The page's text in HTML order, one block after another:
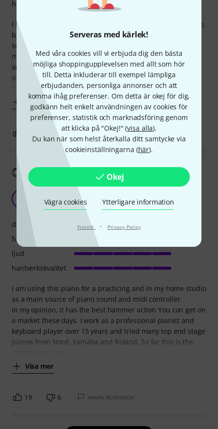
Serveras med kärlek!
Med våra cookies vill vi erbjuda dig den bästa
möjliga shoppingupplevelsen med allt som hör
till. Detta inkluderar till exempel lämpliga
erbjudanden, personliga annonser och att
komma ihåg preferenser. Om detta är okej för dig,
godkänn helt enkelt användningen av cookies för
preferenser, statistik och marknadsföring genom
att klicka på "Okej!" (visa alla).
Du kan när som helst återkalla ditt samtycke via
cookieinställningarna (här).
Okej
Vägra cookies Ytterligare information
Finstilt · Privacy Policy
I have been playing on an acoustic piano for most of my life,
but for a while now I have felt the need for a more quiet
solution. The priority in my search for a digital piano was
mostly to get the action right, and after some digging
around I stumbled upon this one and basically heard only
praises about it. I did not have the chance to try out the
keyboard
Visa mer
hantverkskvalitet
0 ANMÄL RECENSION
Visa översättning
Great sound and Great Touch!!!
Rado223 14.06.2020
I am using this piano for a practicing and in my home studio
as a main source of piano sound and midi controller.
In my opinion, it has the best hammer action You can get on
a market these days. I work as a professional pianist and
keyboard player over 15 years and tried many top end stage
pianos from Nord, Yamaha and Roland, So far this is the
Visa mer
drift
funktioner
ljud
hantverkskvalitet
19 6 ANMÄL RECENSION